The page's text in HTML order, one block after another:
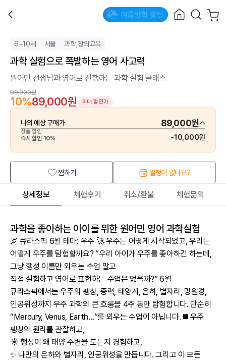
6~10세 서울 과학,창의교육
과학 실험으로 폭발하는 영어 사고력
원어민 선생님과 영어로 진행하는 과학 실험 클래스
99,000원
10%89,000원 최대 할인가
나의 예상 구매가 89,000원
상품 할인
즉시 할인 10% -10,000원
찜하기 일정이 없나요?
상세정보 체험후기 취소/환불 체험문의
과학을 좋아하는 아이를 위한 원어민 영어 과학실험
🌌 큐라스픽 6월 테마: 우주 🚀 우주는 어떻게 시작되었고, 우리는
어떻게 우주를 탐험할까요? “우리 아이가 우주를 좋아하긴 하는데,
그냥 행성 이름만 외우는 수업 말고
직접 실험하고 영어로 표현하는 수업은 없을까?” 6월
큐라스픽에서는 우주의 팽창, 중력, 태양계, 은하, 별자리, 망원경,
인공위성까지 우주 과학의 큰 흐름을 4주 동안 탐험합니다. 단순히
“Mercury, Venus, Earth…”를 외우는 수업이 아닙니다. ◼️ 우주
팽창의 원리를 관찰하고,
☀️ 행성이 왜 태양 주변을 도는지 경험하고,
✨ 나만의 은하와 별자리, 인공위성을 만듭니다. 그리고 이 모든